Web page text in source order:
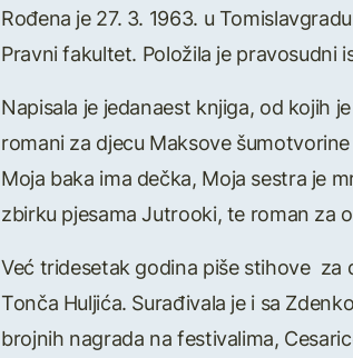
Rođena je 27. 3. 1963. u
Pravni fakultet. Položila je pravosudni
Napisala je jedanaest knjiga, od kojih
romani za djecu Maksove
Moja baka ima dečka, Moja sestra je
zbirku pjesama Jutrooki, te roman za
Već tridesetak godina piše stihove za
Tonča Huljića. Surađivala je i sa
brojnih nagrada na festivalima,